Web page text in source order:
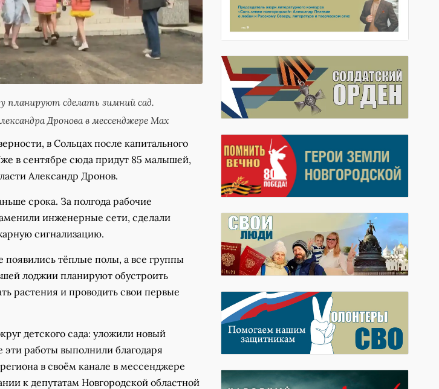
планируют сделать зимний сад.
Дронова в мессенджере Мах
в Сольцах после капитального
в сентябре сюда придут 85 малышей,
Александр Дронов.
срока. За полгода рабочие
инженерные сети, сделали
сигнализацию.
тёплые полы, а все группы
лоджии планируют обустроить
растения и проводить свои первые
детского сада: уложили новый
эти работы выполнили благодаря
в своём канале в мессенджере
к депутатам Новгородской областной